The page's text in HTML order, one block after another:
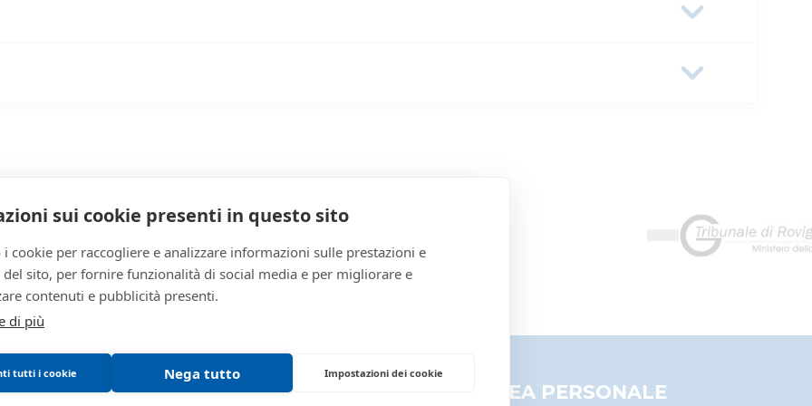
760226
giudiziaria
760226
EI80
0290410098
VENDITE AREA PERSONALE
sui cookie presenti in questo sito
cookie per raccogliere e analizzare informazioni sulle prestazioni e
sito, per fornire funzionalità di social media e per migliorare e
contenuti e pubblicità presenti.
di più
tutti i cookie Nega tutto Impostazioni dei cookie